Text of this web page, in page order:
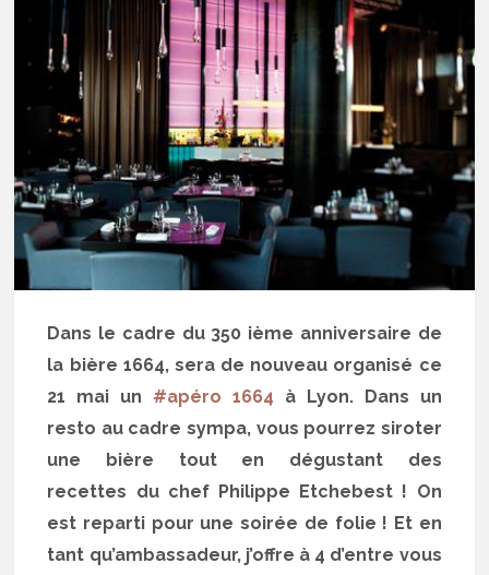
Dans le cadre du 350 ième anniversaire de
la bière 1664, sera de nouveau organisé ce
21 mai un #apéro 1664 à Lyon. Dans un
resto au cadre sympa, vous pourrez siroter
une bière tout en dégustant des
recettes du chef Philippe Etchebest ! On
est reparti pour une soirée de folie ! Et en
tant qu’ambassadeur, j’offre à 4 d’entre vous